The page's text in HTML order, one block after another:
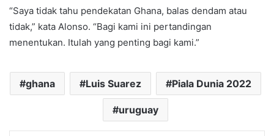
“Saya tidak tahu pendekatan Ghana, balas dendam atau
tidak,” kata Alonso. “Bagi kami ini pertandingan
menentukan. Itulah yang penting bagi kami.”
ghana Luis Suarez Piala Dunia 2022
uruguay